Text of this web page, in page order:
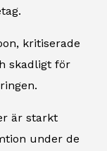
kritiserade
skadligt för
är starkt
under de